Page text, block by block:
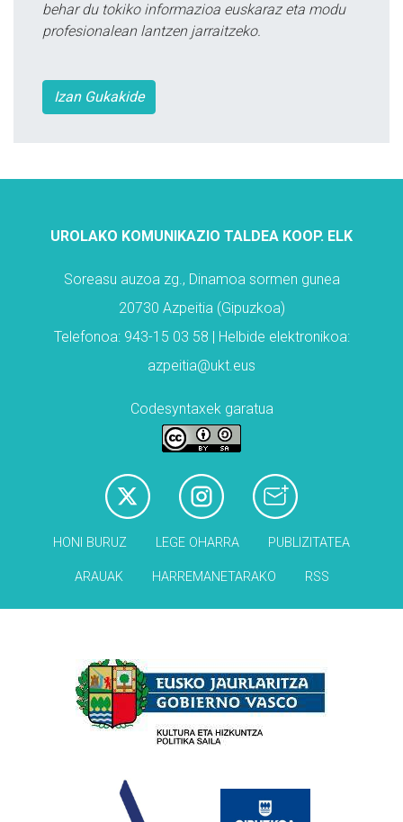
behar du tokiko informazioa euskaraz eta modu
profesionalean lantzen jarraitzeko.
Izan Gukakide
UROLAKO KOMUNIKAZIO TALDEA KOOP. ELK
Soreasu auzoa zg., Dinamoa sormen gunea
20730 Azpeitia (Gipuzkoa)
Telefonoa: 943-15 03 58 | Helbide elektronikoa:
azpeitia@ukt.eus
Codesyntaxek garatua
HONI BURUZ LEGE OHARRA PUBLIZITATEA
ARAUAK HARREMANETARAKO RSS